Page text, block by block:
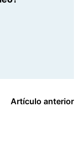
Artículo anterior